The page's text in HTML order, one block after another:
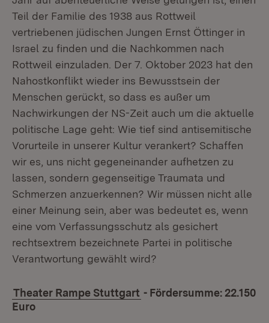
Teil der Familie des 1938 aus Rottweil
vertriebenen jüdischen Jungen Ernst Öttinger in
Israel zu finden und die Nachkommen nach
Rottweil einzuladen. Der 7. Oktober 2023 hat den
Nahostkonflikt wieder ins Bewusstsein der
Menschen gerückt, so dass es außer um
Nachwirkungen der NS-Zeit auch um die aktuelle
politische Lage geht: Wie tief sind antisemitische
Vorurteile in unserer Kultur verankert? Schaffen
wir es, uns nicht gegeneinander aufhetzen zu
lassen, sondern gegenseitige Traumata und
Schmerzen anzuerkennen? Wir müssen nicht alle
einer Meinung sein, aber was bedeutet es, wenn
eine vom Verfassungsschutz als gesichert
rechtsextrem bezeichnete Partei in politische
Verantwortung gewählt wird?
Theater Rampe Stuttgart - Fördersumme: 22.150
Euro